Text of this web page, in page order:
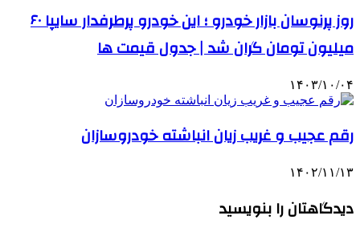
روز پرنوسان بازار خودرو ؛ این خودرو پرطرفدار سایپا ۶۰
میلیون تومان گران شد | جدول قیمت ها
۱۴۰۳/۱۰/۰۴
رقم عجیب و غریب زیان انباشته خودروسازان
۱۴۰۲/۱۱/۱۳
دیدگاهتان را بنویسید